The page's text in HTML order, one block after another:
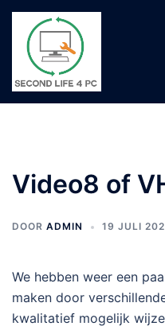
Ga
inhoud
Video8 of
DOOR ADMIN 19 JULI
We hebben weer een
maken door
kwalitatief mogelijk